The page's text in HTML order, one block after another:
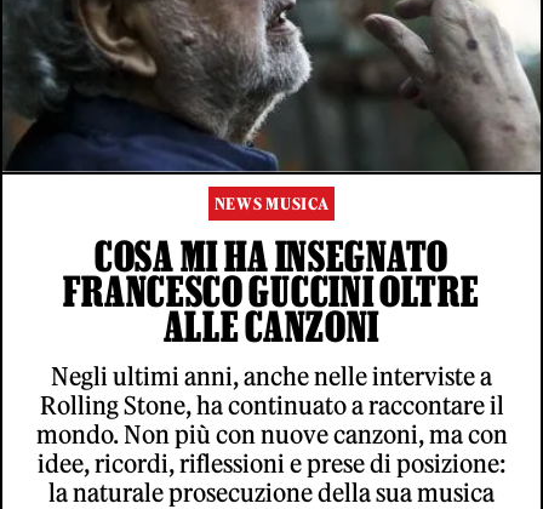
NEWS MUSICA
COSA MI HA INSEGNATO
FRANCESCO GUCCINI OLTRE
ALLE CANZONI
Negli ultimi anni, anche nelle interviste a
Rolling Stone, ha continuato a raccontare il
mondo. Non più con nuove canzoni, ma con
idee, ricordi, riflessioni e prese di posizione:
la naturale prosecuzione della sua musica